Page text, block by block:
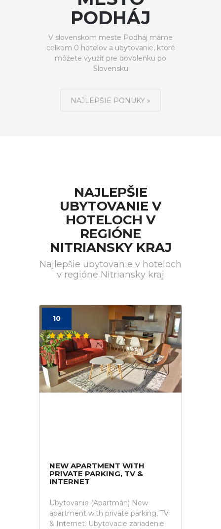
PODHÁJ
V slovenskom meste Podháj máme
celkom 0 hotelov a ubytovanie, ktoré
môžete využiť pre dovolenku po
Slovensku
NAJLEPŠIE PONUKY »
NAJLEPŠIE
UBYTOVANIE V
HOTELOCH V
REGIÓNE
NITRIANSKY KRAJ
Najlepšie ubytovanie v hoteloch
v regióne Nitriansky kraj
10
NEW APARTMENT WITH
PRIVATE PARKING, TV &
INTERNET
Ubytovanie (Apartmán) New
apartment with private parking, TV
& Internet. Ubytovacie zariadenie